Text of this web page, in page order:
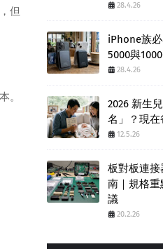
但
。
28.4.26
iPhone族
5000與
28.4.26
2026 新生
名」？現
12.5.26
板對板連接
南｜規格
議
20.2.26